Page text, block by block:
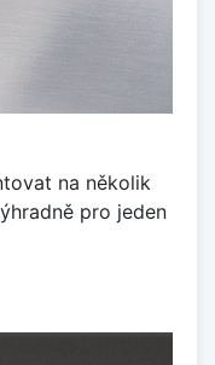
na několik
pro jeden